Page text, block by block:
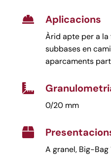
 Aplicacions
Àrid apte per a la
subbases en
aparcaments

0/20 mm

A granel, Big-Bag